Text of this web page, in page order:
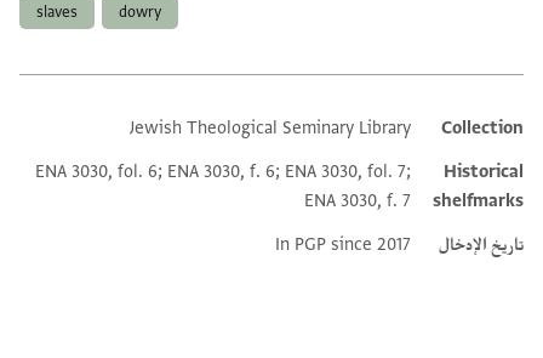
dowry
slaves
Additional metadata
Collection
Jewish Theological Seminary Library
Historical
shelfmarks
ENA 3030, fol. 6; ENA 3030, f. 6; ENA 3030, fol. 7;
ENA 3030, f. 7
تاريخ الإدخال
In PGP since 2017